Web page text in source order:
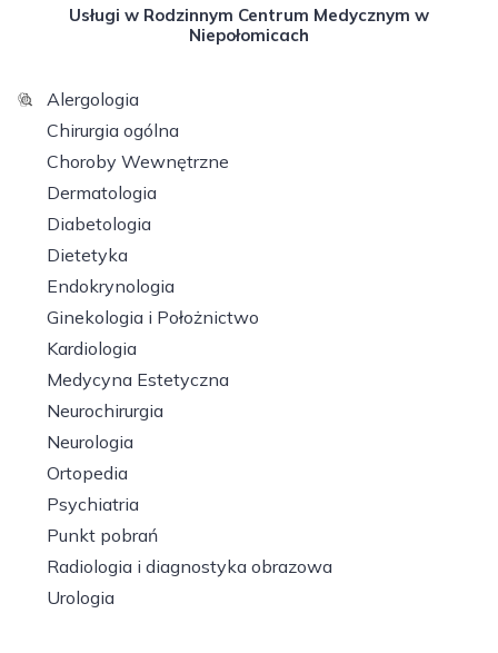
Usługi w Rodzinnym Centrum Medycznym w
Niepołomicach
Alergologia
Chirurgia ogólna
Choroby Wewnętrzne
Dermatologia
Diabetologia
Dietetyka
Endokrynologia
Ginekologia i Położnictwo
Kardiologia
Medycyna Estetyczna
Neurochirurgia
Neurologia
Ortopedia
Psychiatria
Punkt pobrań
Radiologia i diagnostyka obrazowa
Urologia